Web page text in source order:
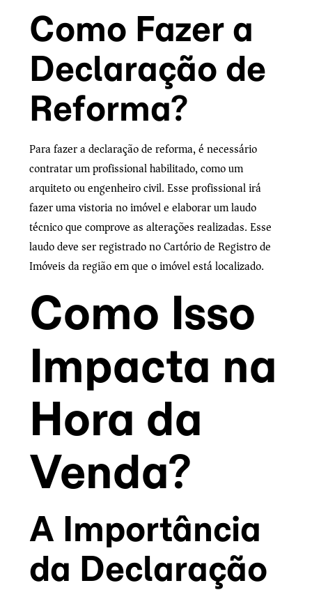
Como Fazer a
Declaração de
Reforma?
Para fazer a declaração de reforma, é necessário
contratar um profissional habilitado, como um
arquiteto ou engenheiro civil. Esse profissional irá
fazer uma vistoria no imóvel e elaborar um laudo
técnico que comprove as alterações realizadas. Esse
laudo deve ser registrado no Cartório de Registro de
Imóveis da região em que o imóvel está localizado.
Como Isso
Impacta na
Hora da
Venda?
A Importância
da Declaração